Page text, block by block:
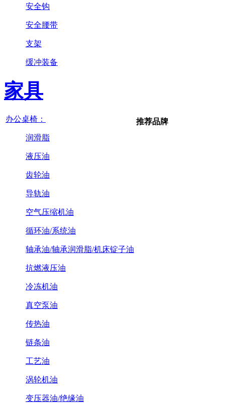
安全钩
安全腰带
支架
缓冲装备
家具
办公桌椅：
润滑脂
液压油
齿轮油
导轨油
空气压缩机油
循环油/系统油
轴承油/轴承润滑脂/机床锭子油
抗燃液压油
冷冻机油
真空泵油
传热油
链条油
工艺油
涡轮机油
变压器油/绝缘油
推荐品牌